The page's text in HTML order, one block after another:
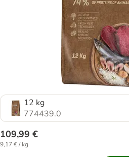
12 kg
774439.0
109,99 €
9,17 € / kg